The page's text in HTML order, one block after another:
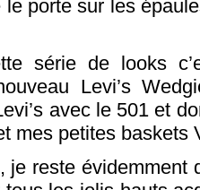
le porte sur les
série de looks
Levi’s
avec le 501 et
mes petites baskets
je reste évidemment